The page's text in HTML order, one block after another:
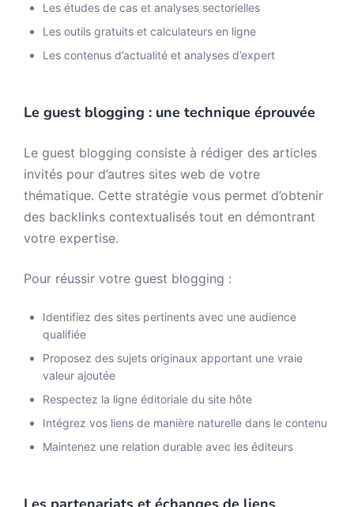
Les études de cas et analyses sectorielles
Les outils gratuits et calculateurs en ligne
Les contenus d’actualité et analyses d’expert
Le guest blogging : une technique éprouvée
Le guest blogging consiste à rédiger des articles
invités pour d’autres sites web de votre
thématique. Cette stratégie vous permet d’obtenir
des backlinks contextualisés tout en démontrant
votre expertise.
Pour réussir votre guest blogging :
Identifiez des sites pertinents avec une audience
qualifiée
Proposez des sujets originaux apportant une vraie
valeur ajoutée
Respectez la ligne éditoriale du site hôte
Intégrez vos liens de manière naturelle dans le contenu
Maintenez une relation durable avec les éditeurs